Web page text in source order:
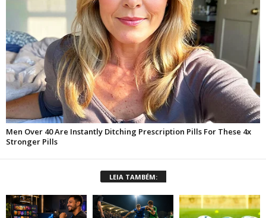
LEIA TAMBÉM: